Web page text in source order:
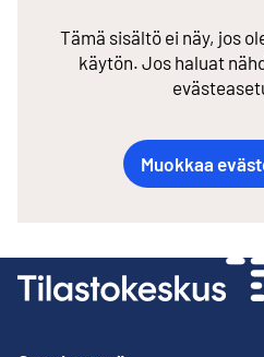
Tämä sisältö ei näy, jos
käytön. Jos haluat
Muokkaa